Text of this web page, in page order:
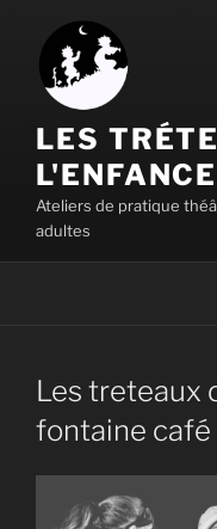
contenu
principal
LES
L'ENFANCE
Ateliers de pratique
adultes
Les treteaux
fontaine café